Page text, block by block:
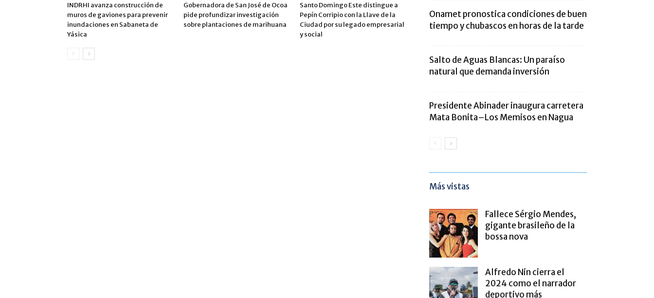
INDRHI avanza construcción de
muros de gaviones para prevenir
inundaciones en Sabaneta de
Yásica
Gobernadora de San José de Ocoa
pide profundizar investigación
sobre plantaciones de marihuana
Santo Domingo Este distingue a
Pepín Corripio con la Llave de la
Ciudad por su legado empresarial
y social
Onamet pronostica condiciones de buen
tiempo y chubascos en horas de la tarde
Salto de Aguas Blancas: Un paraíso
natural que demanda inversión
Presidente Abinader inaugura carretera
Mata Bonita–Los Memisos en Nagua
Más vistas
Fallece Sérgio Mendes,
gigante brasileño de la
bossa nova
Alfredo Nin cierra el
2024 como el narrador
deportivo más